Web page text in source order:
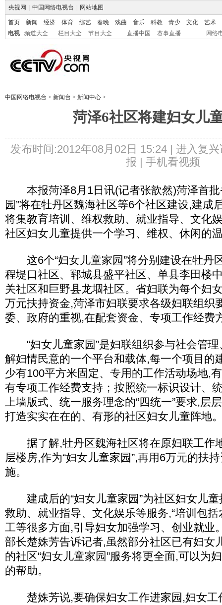
央视网 中国网络电视台 网站地图
首页 新闻 经济 体育 综艺 春晚 戏曲 音乐 科教 青少 文化
艺术
电视
频道大全 栏目大全 节目大全 直播中国 赛事直播 网络
中国网络电视台 > 新闻台 > 新闻中心 >
菏泽6社区将建妇女儿
发布时间:2012年08月02日 15:24 | 进入复兴
报 | 手机看视频
本报菏泽8月1日讯(记者张歆然)菏泽首批
园”将在牡丹区魏海社区等6个社区建设,建成
将集教育培训、维权救助、就业指导、文化
社区妇女儿童提供一个学习、维权、休闲的
这6个“妇女儿童家园”将分别建设在牡丹
程堤口社区、郓城县盛平社区、单县李田楼
关社区和巨野县龙堌社区。省妇联为每个妇
万元扶持资金,菏泽市妇联要求各级妇联组织
委、政府的重视,在配套资金、专项工作经费
“妇女儿童家园”是妇联组织参与社会管理
解妇情民意的一个平台和载体,每一个项目的
少有100平方米固定、专用的工作活动场地,
有专项工作经费支持；按照统一标识设计、
上墙版式、统一服务理念的“四统一”要求,层
打造实实在在的、有形的社区妇女儿童阵地
据了解,牡丹区魏海社区将在原妇联工作
层楼房,作为“妇女儿童家园”,再用6万元的扶
施。
建成后的“妇女儿童家园”为社区妇女儿童
救助、就业指导、文化娱乐等服务,“培训包
工等很多方面,引导妇女加强学习、创业就业
部长楚姝芳告诉记者,虽然部分社区已有妇女
的社区“妇女儿童家园”服务将更全面,可以为
的帮助。
楚姝芳说,要确保妇女工作进家园,妇女工